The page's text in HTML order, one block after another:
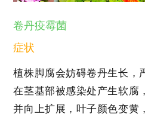
卷丹疫霉菌
症状
植株脚腐会妨碍卷丹生长，
在茎基部被感染处产生软腐
并向上扩展，叶子颜色变黄